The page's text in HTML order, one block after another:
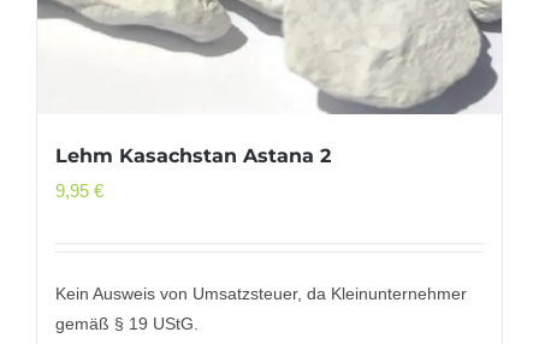
Lehm Kasachstan Astana 2
9,95 €
Kein Ausweis von Umsatzsteuer, da Kleinunternehmer
gemäß § 19 UStG.